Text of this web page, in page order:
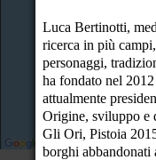
Luca Bertinotti,
ricerca in più
personaggi,
ha fondato nel
attualmente
Origine, sviluppo e
Gli Ori, Pistoia
borghi